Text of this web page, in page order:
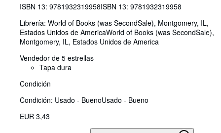
ISBN 13: 9781932319958ISBN 13: 9781932319958
Librería: World of Books (was SecondSale), Montgomery, IL,
Estados Unidos de AmericaWorld of Books (was SecondSale),
Montgomery, IL, Estados Unidos de America
Vendedor de 5 estrellas
Tapa dura
Condición
Condición: Usado - BuenoUsado - Bueno
EUR 3,43